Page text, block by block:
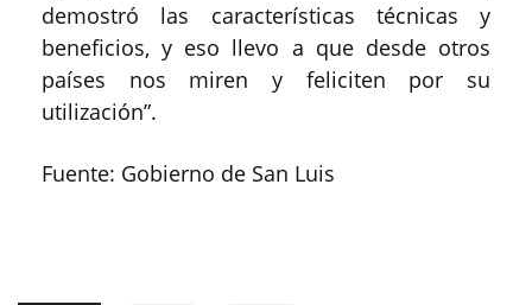
demostró las características técnicas y
beneficios, y eso llevo a que desde otros
países nos miren y feliciten por su
utilización”.
Fuente: Gobierno de San Luis